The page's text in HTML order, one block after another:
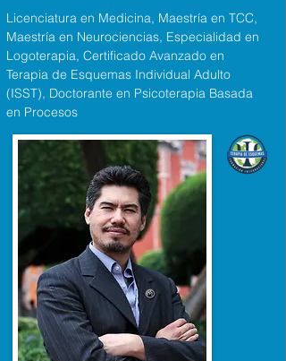
Licenciatura en Medicina, Maestría en TCC,
Maestría en Neurociencias, Especialidad en
Logoterapia, Certificado Avanzado en
Terapia de Esquemas Individual Adulto
(ISST), Doctorante en Psicoterapia Basada
en Procesos